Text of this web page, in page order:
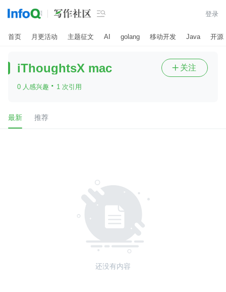
 登录
首页 月更活动 主题征文 AI golang 移动开发 Java 开源
iThoughtsX mac
0 人感兴趣 · 1 次引用
 关注
最新 推荐
还没有内容